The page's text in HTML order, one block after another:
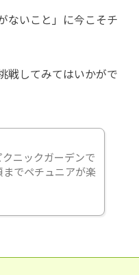
ないこと」に今こそチ
戦してみてはいかがで
ニックガーデンで
までペチュニアが楽